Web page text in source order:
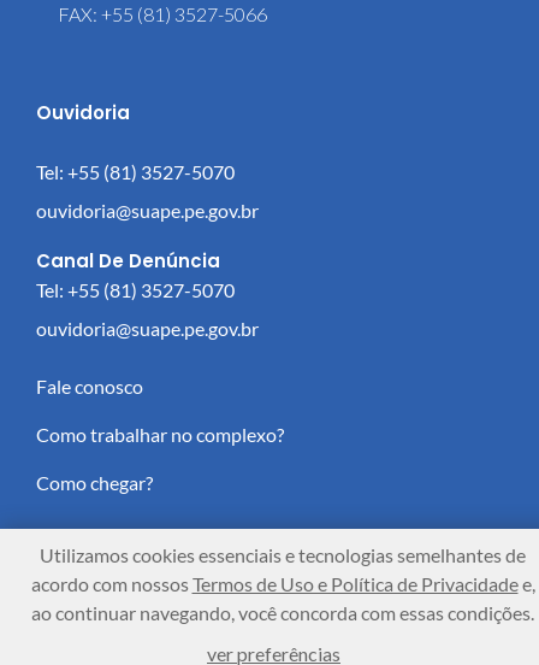
FAX: +55 (81) 3527-5066
Ouvidoria
Tel: +55 (81) 3527-5070
ouvidoria@suape.pe.gov.br
Canal De Denúncia
Tel: +55 (81) 3527-5070
ouvidoria@suape.pe.gov.br
Fale conosco
Como trabalhar no complexo?
Como chegar?
Complexo Industrial Portuário de Suape © 2025 - Todos
Utilizamos cookies essenciais e tecnologias semelhantes de
acordo com nossosTermos de Uso e Política de Privacidadee,
ao continuar navegando, você concorda com essas condições.
ver preferências